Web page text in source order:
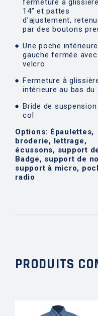
fermeture à
14” et pattes
d’ajustement,
par des boutons
Une poche intérieure
gauche fermée avec
velcro
Fermeture à
intérieure au bas du
Bride de suspension
col
Options: Épaulettes,
broderie, lettrage,
écussons, support
Badge, support de
support à micro,
radio
PRODUITS